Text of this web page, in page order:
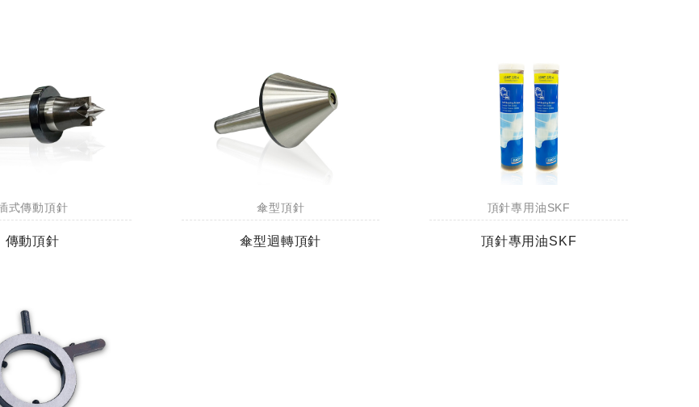
刃全鎢鋼銑刀
台製WEENIX加長二刃全鎢鋼銑
台製WEENIX加長四刃全鎢鋼銑
式傳動頂針
傳動頂針
傘型頂針
傘型迴轉頂針
頂針專用油SKF
頂針專用油SKF